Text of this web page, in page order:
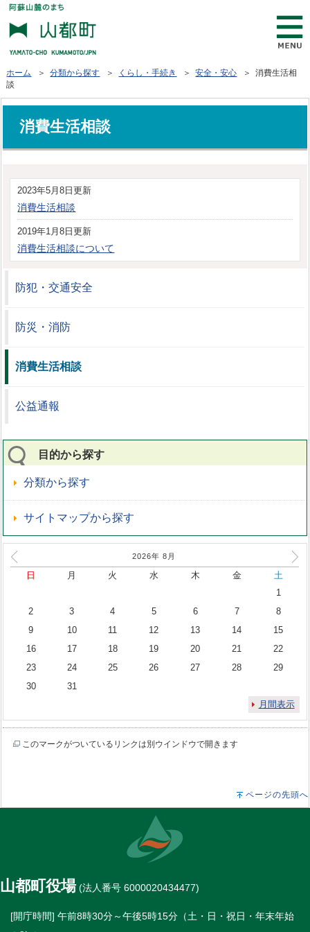
ホーム ＞分類から探す ＞ くらし・手続き ＞安全・安心 ＞ 消費生活相
談
消費生活相談
2023年5月8日更新
消費生活相談
2019年1月8日更新
消費生活相談について
防犯・交通安全
防災・消防
消費生活相談
公益通報
目的から探す
分類から探す
サイトマップから探す
2026年 8 月
日 月 火 水 木 金
土
1
2
3 4 5 6 7
8
9
10 11 12 13 14
15
16
17 18 19 20 21
22
23
24 25 26 27 28
29
30
31
月間表示
このマークがついているリンクは別ウインドウで開きます
ページの先頭へ
山都町役場(法人番号 6000020434477)
[開庁時間] 午前8時30分～午後5時15分（土・日・祝日・年末年始